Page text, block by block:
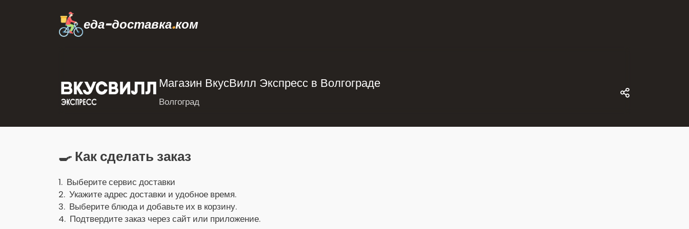
еда-доставка.ком
Магазин ВкусВилл Экспресс в Волгограде
Волгоград
🍳 Как сделать заказ
1. Выберите сервис доставки
2. Укажите адрес доставки и удобное время.
3. Выберите блюда и добавьте их в корзину.
4. Подтвердите заказ через сайт или приложение.